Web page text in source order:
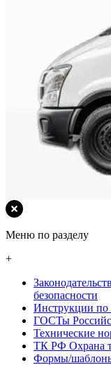
Меню по разделу
+
безопасности
Инструкции
ГОСТы
Технические
ТК РФ Охрана
Формы/